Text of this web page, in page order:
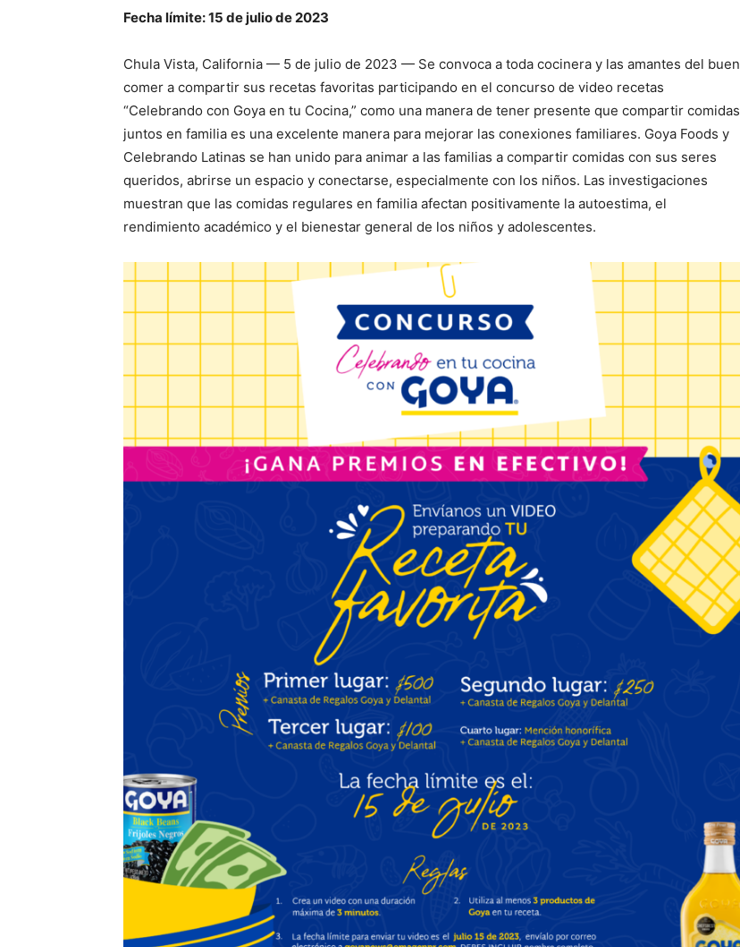
Fecha límite: 15 de julio de 2023
Chula Vista, California — 5 de julio de 2023 — Se convoca a toda cocinera y las amantes del buen
comer a compartir sus recetas favoritas participando en el concurso de video recetas
“Celebrando con Goya en tu Cocina,” como una manera de tener presente que compartir comidas
juntos en familia es una excelente manera para mejorar las conexiones familiares. Goya Foods y
Celebrando Latinas se han unido para animar a las familias a compartir comidas con sus seres
queridos, abrirse un espacio y conectarse, especialmente con los niños. Las investigaciones
muestran que las comidas regulares en familia afectan positivamente la autoestima, el
rendimiento académico y el bienestar general de los niños y adolescentes.